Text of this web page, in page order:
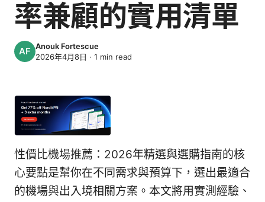
率兼顧的實用清單
Anouk Fortescue
2026年4月8日 · 1 min read
性價比機場推薦：2026年精選與選購指南的核
心要點是幫你在不同需求與預算下，選出最適合
的機場與出入境相關方案。本文將用實測經驗、